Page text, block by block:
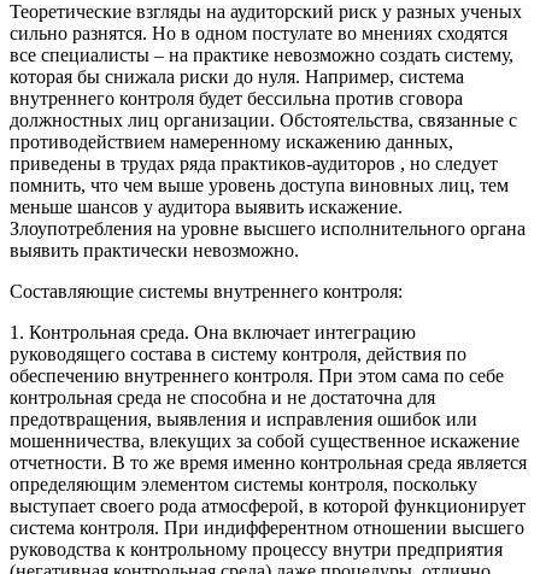
Теоретические взгляды на аудиторский риск у разных ученых
сильно разнятся. Но в одном постулате во мнениях сходятся
все специалисты – на практике невозможно создать систему,
которая бы снижала риски до нуля. Например, система
внутреннего контроля будет бессильна против сговора
должностных лиц организации. Обстоятельства, связанные с
противодействием намеренному искажению данных,
приведены в трудах ряда практиков-аудиторов , но следует
помнить, что чем выше уровень доступа виновных лиц, тем
меньше шансов у аудитора выявить искажение.
Злоупотребления на уровне высшего исполнительного органа
выявить практически невозможно.
Составляющие системы внутреннего контроля:
1. Контрольная среда. Она включает интеграцию
руководящего состава в систему контроля, действия по
обеспечению внутреннего контроля. При этом сама по себе
контрольная среда не способна и не достаточна для
предотвращения, выявления и исправления ошибок или
мошенничества, влекущих за собой существенное искажение
отчетности. В то же время именно контрольная среда является
определяющим элементом системы контроля, поскольку
выступает своего рода атмосферой, в которой функционирует
система контроля. При индифферентном отношении высшего
руководства к контрольному процессу внутри предприятия